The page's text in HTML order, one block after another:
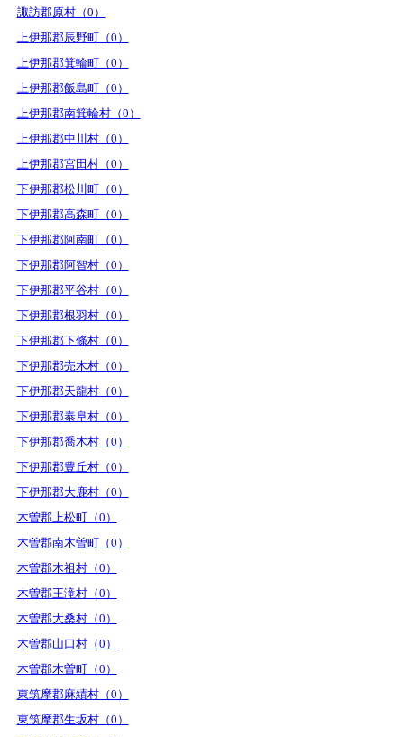
諏訪郡原村（0）
上伊那郡辰野町（0）
上伊那郡箕輪町（0）
上伊那郡飯島町（0）
上伊那郡南箕輪村（0）
上伊那郡中川村（0）
上伊那郡宮田村（0）
下伊那郡松川町（0）
下伊那郡高森町（0）
下伊那郡阿南町（0）
下伊那郡阿智村（0）
下伊那郡平谷村（0）
下伊那郡根羽村（0）
下伊那郡下條村（0）
下伊那郡売木村（0）
下伊那郡天龍村（0）
下伊那郡泰阜村（0）
下伊那郡喬木村（0）
下伊那郡豊丘村（0）
下伊那郡大鹿村（0）
木曽郡上松町（0）
木曽郡南木曽町（0）
木曽郡木祖村（0）
木曽郡王滝村（0）
木曽郡大桑村（0）
木曽郡山口村（0）
木曽郡木曽町（0）
東筑摩郡麻績村（0）
東筑摩郡生坂村（0）